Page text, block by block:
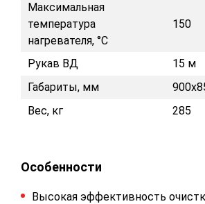
Максимальная
температура
нагревателя, °C
150
Рукав ВД
15 м
Габариты, мм
Вес, кг
285
Особенности
Высокая эффективность